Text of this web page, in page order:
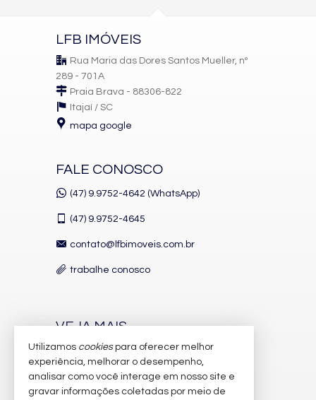
LFB IMÓVEIS
Rua Maria das Dores Santos Mueller, nº
289 - 701A
Praia Brava - 88306-822
Itajaí / SC
mapa google
FALE CONOSCO
(47) 9.9752-4642 (WhatsApp)
(47) 9.9752-4645
contato@lfbimoveis.com.br
trabalhe conosco
VEJA MAIS
receba nosso newsletter
indicadores financeiros
Utilizamos cookiespara oferecer melhor
experiência, melhorar o desempenho,
analisar como você interage em nosso site e
gravar informações coletadas por meio de